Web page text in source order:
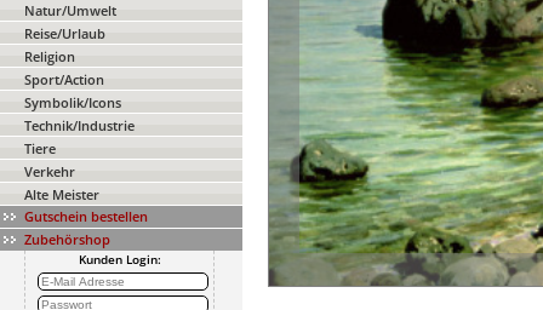
Natur/Umwelt
Reise/Urlaub
Religion
Sport/Action
Symbolik/Icons
Technik/Industrie
Tiere
Verkehr
Alte Meister
Gutschein bestellen
Zubehörshop
Kunden Login: